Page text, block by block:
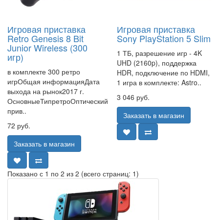
Игровая приставка
Retro Genesis 8 Bit
Junior Wireless (300
игр)
в комплекте 300 ретро
игрОбщая информацияДата
выхода на рынок2017 г.
ОсновныеТипретроОптический
прив..
72 руб.
Заказать в магазин
Игровая приставка
Sony PlayStation 5 Slim
1 ТБ, разрешение игр - 4K
UHD (2160p), поддержка
HDR, подключение по HDMI,
1 игра в комплекте: Astro..
3 046 руб.
Заказать в магазин
Показано с 1 по 2 из 2 (всего страниц: 1)